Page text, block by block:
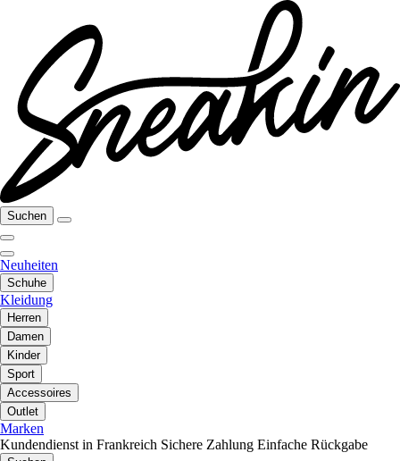
Suchen
Neuheiten
Schuhe
Kleidung
Herren
Damen
Kinder
Sport
Accessoires
Outlet
Marken
Kundendienst in Frankreich Sichere Zahlung Einfache Rückgabe